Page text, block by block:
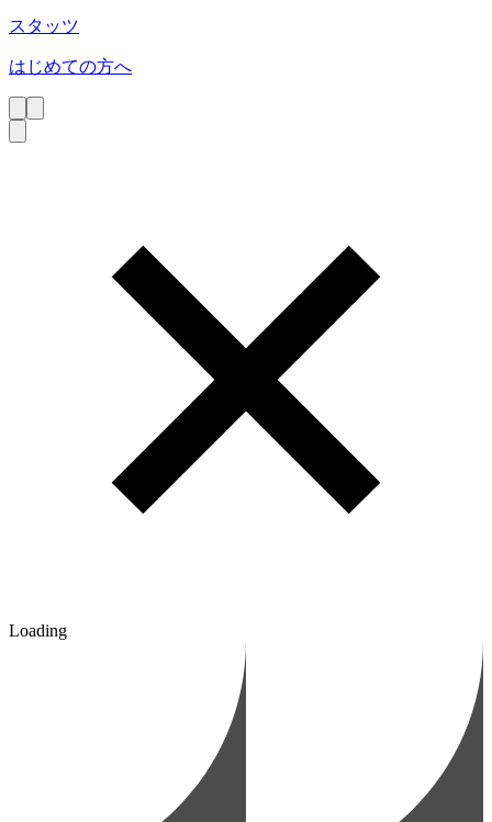
スタッツ
はじめての方へ
Loading